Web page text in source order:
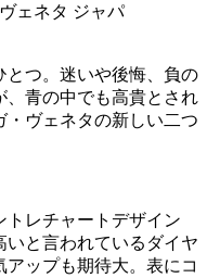
ェネタ ジャパ
とつ。迷いや後悔、負の
、青の中でも高貴とされ
・ヴェネタの新しい二つ
トレチャートデザイン
いと言われているダイヤ
ップも期待大。表にコ